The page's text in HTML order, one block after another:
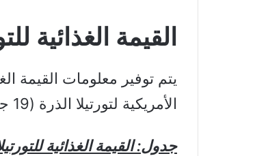
القيمة الغذائية
يتم توفير معلومات القيمة
الأمريكية لتورتيلا الذرة (19 جرام).
جدول: القيمة الغذائية